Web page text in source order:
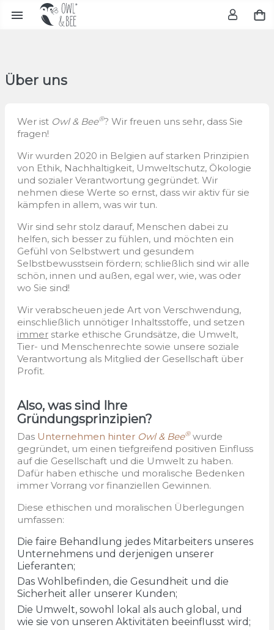

Über uns
Wer ist Owl & Bee®? Wir freuen uns sehr, dass Sie
fragen!
Wir wurden 2020 in Belgien auf starken Prinzipien
von Ethik, Nachhaltigkeit, Umweltschutz, Ökologie
und sozialer Verantwortung gegründet. Wir
nehmen diese Werte so ernst, dass wir aktiv für sie
kämpfen in allem, was wir tun.
Wir sind sehr stolz darauf, Menschen dabei zu
helfen, sich besser zu fühlen, und möchten ein
Gefühl von Selbstwert und gesundem
Selbstbewusstsein fördern; schließlich sind wir alle
schön, innen und außen, egal wer, wie, was oder
wo Sie sind!
Wir verabscheuen jede Art von Verschwendung,
einschließlich unnötiger Inhaltsstoffe, und setzen
immer starke ethische Grundsätze, die Umwelt,
Tier- und Menschenrechte sowie unsere soziale
Verantwortung als Mitglied der Gesellschaft über
Profit.
Also, was sind Ihre
Gründungsprinzipien?
Das Unternehmen hinter Owl & Bee®wurde
gegründet, um einen tiefgreifend positiven Einfluss
auf die Gesellschaft und die Umwelt zu haben.
Dafür haben ethische und moralische Bedenken
immer Vorrang vor finanziellen Gewinnen.
Diese ethischen und moralischen Überlegungen
umfassen:
Die faire Behandlung jedes Mitarbeiters unseres
Unternehmens und derjenigen unserer
Lieferanten;
Das Wohlbefinden, die Gesundheit und die
Sicherheit aller unserer Kunden;
Die Umwelt, sowohl lokal als auch global, und
wie sie von unseren Aktivitäten beeinflusst wird;